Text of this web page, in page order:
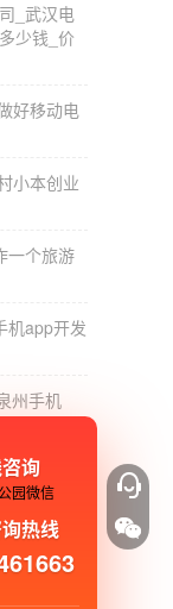
_武汉电
少钱_价
好移动电
小本创业
一个旅游
机app开发
州手机
_重庆
_定制
APP定
询
热线